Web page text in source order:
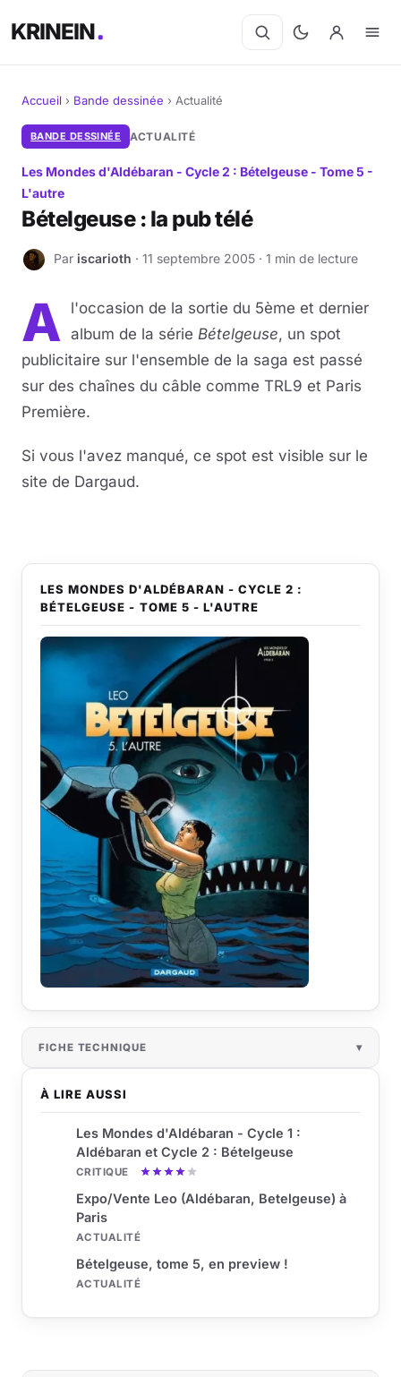
KRINEIN
Cinéma
Séries
Manga
BD
Livres
Jeux vidéo
Jeux de société
Sortir
Forum
Accueil › Bande dessinée › Actualité
BANDE DESSINÉE ACTUALITÉ
Les Mondes d'Aldébaran - Cycle 2 : Bételgeuse - Tome 5 -
L'autre
Bételgeuse : la pub télé
I Par iscarioth · 11 septembre 2005 · 1 min de lecture
A l'occasion de la sortie du 5ème et dernier
album de la série Bételgeuse, un spot
publicitaire sur l'ensemble de la saga est passé
sur des chaînes du câble comme TRL9 et Paris
Première.
Si vous l'avez manqué, ce spot est visible sur le
site de Dargaud.
À LIRE AUSSI
Les Mondes d'Aldébaran - Cycle 1 :
Aldébaran et Cycle 2 : Bételgeuse
CRITIQUE
Expo/Vente Leo (Aldébaran, Betelgeuse) à
Paris
ACTUALITÉ
Bételgeuse, tome 5, en preview !
ACTUALITÉ
LES MONDES D'ALDÉBARAN - CYCLE 2 :
BÉTELGEUSE - TOME 5 - L'AUTRE
FICHE TECHNIQUE